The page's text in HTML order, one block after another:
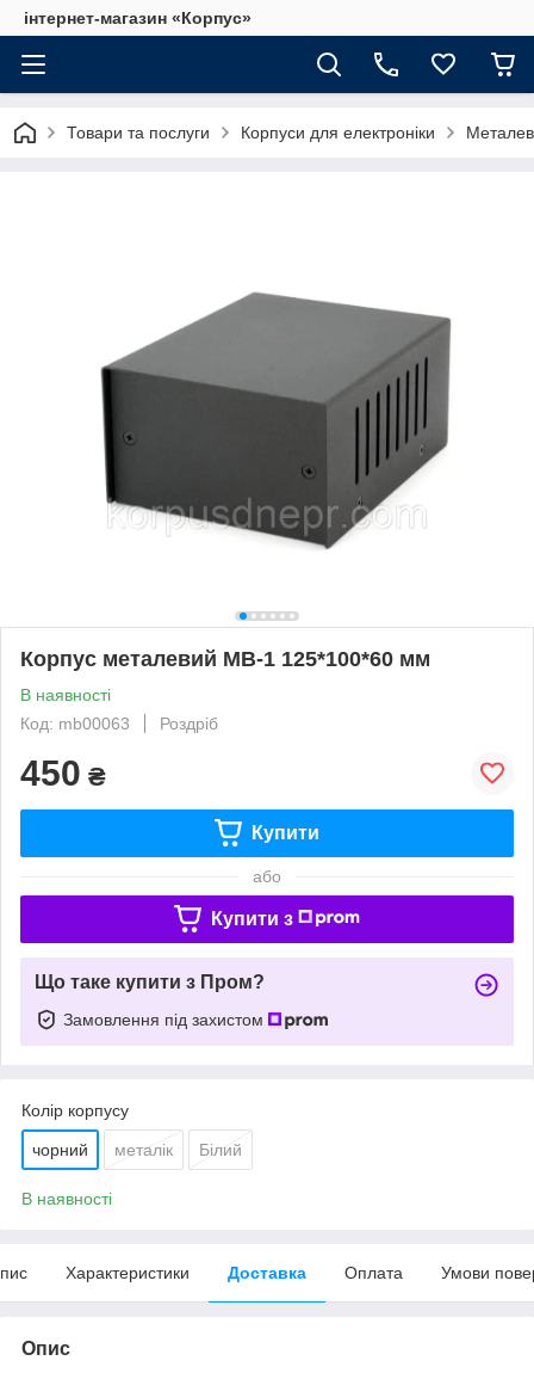
інтернет-магазин «Корпус»
Товари та послуги Корпуси для електроніки
Корпус металевий MB-1 125*100*60 мм
В наявності
Код: mb00063
Роздріб
450 ₴
Купити
або
Купити з
Що таке купити з Пром?
Замовлення під захистом
Колір корпусу
чорний металік Білий
В наявності
Характеристики Доставка Оплата Умови
Опис